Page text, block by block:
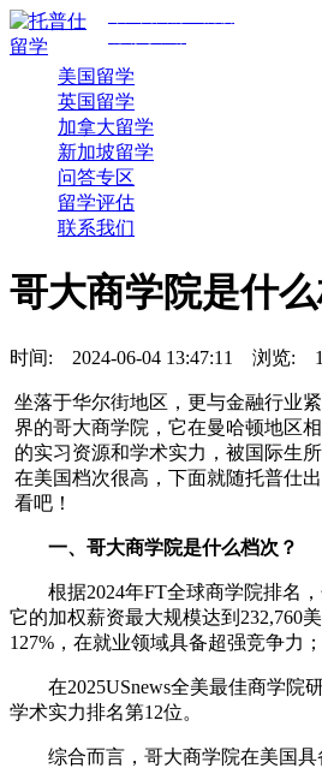
美国留学
英国留学
加拿大留学
新加坡留学
问答专区
留学评估
联系我们
哥大商学院是什么
时间: 2024-06-04 13:47:11 浏览:
坐落于华尔街地区，更与金融行业
界的哥大商学院，它在曼哈顿地区
的实习资源和学术实力，被国际生
在美国档次很高，下面就随托普仕
看吧！
一、哥大商学院是什么档次？
根据2024年FT全球商学院排名，
它的加权薪资最大规模达到232,760
127%，在就业领域具备超强竞争力；
在2025USnews全美最佳商学院
学术实力排名第12位。
综合而言，哥大商学院在美国具